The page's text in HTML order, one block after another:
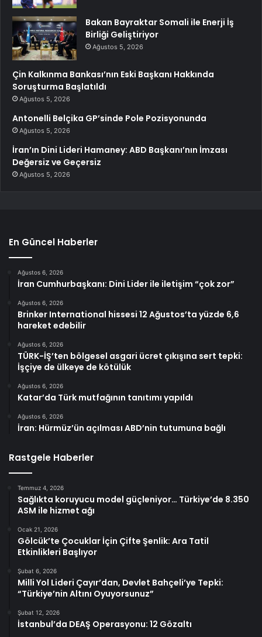
Bakan Bayraktar Somali ile Enerji İş
Birliği Geliştiriyor
Ağustos 5, 2026
Çin Kalkınma Bankası’nın Eski Başkanı Hakkında
Soruşturma Başlatıldı
Ağustos 5, 2026
Antonelli Belçika GP’sinde Pole Pozisyonunda
Ağustos 5, 2026
İran’ın Dini Lideri Hamaney: ABD Başkanı’nın İmzası
Değersiz ve Geçersiz
Ağustos 5, 2026
En Güncel Haberler
Ağustos 6, 2026
İran Cumhurbaşkanı: Dini Lider ile iletişim “çok zor”
Ağustos 6, 2026
Brinker International hissesi 12 Ağustos’ta yüzde 6,6
hareket edebilir
Ağustos 6, 2026
TÜRK-İŞ’ten bölgesel asgari ücret çıkışına sert tepki:
İşçiye de ülkeye de kötülük
Ağustos 6, 2026
Katar’da Türk mutfağının tanıtımı yapıldı
Ağustos 6, 2026
İran: Hürmüz’ün açılması ABD’nin tutumuna bağlı
Rastgele Haberler
Temmuz 4, 2026
Sağlıkta koruyucu model güçleniyor… Türkiye’de 8.350
ASM ile hizmet ağı
Ocak 21, 2026
Gölcük’te Çocuklar İçin Çifte Şenlik: Ara Tatil
Etkinlikleri Başlıyor
Şubat 6, 2026
Milli Yol Lideri Çayır’dan, Devlet Bahçeli’ye Tepki:
“Türkiye’nin Altını Oyuyorsunuz”
Şubat 12, 2026
İstanbul’da DEAŞ Operasyonu: 12 Gözaltı